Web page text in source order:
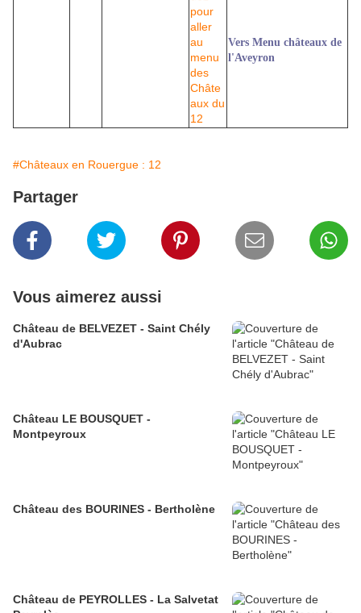
Vers Menu châteaux de
l'Aveyron
#Châteaux en Rouergue : 12
Partager
Vous aimerez aussi
Château de BELVEZET - Saint Chély
d'Aubrac
Château LE BOUSQUET -
Montpeyroux
Château des BOURINES - Bertholène
Château de PEYROLLES - La Salvetat